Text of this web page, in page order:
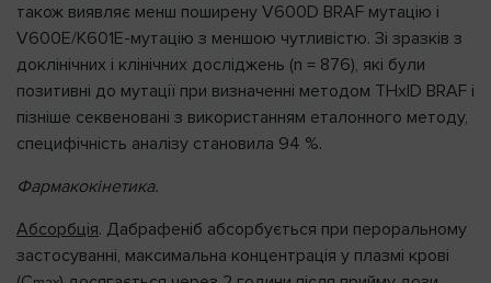
також виявляє менш поширену V600D BRAF мутацію і
V600E/K601E-мутацію з меншою чутливістю. Зі зразків з
доклінічних і клінічних досліджень (n = 876), які були
позитивні до мутації при визначенні методом THxID BRAF і
пізніше секвеновані з використанням еталонного методу,
специфічність аналізу становила 94 %.
Фармакокінетика.
Абсорбція. Дабрафеніб абсорбується при пероральному
застосуванні, максимальна концентрація у плазмі крові